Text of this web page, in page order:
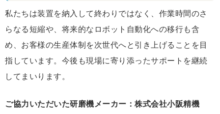
私たちは装置を納入して終わりではなく、作業時間のさ
らなる短縮や、将来的なロボット自動化への移行も含
め、お客様の生産体制を次世代へと引き上げることを目
指しています。今後も現場に寄り添ったサポートを継続
してまいります。
ご協力いただいた研磨機メーカー：株式会社小阪精機